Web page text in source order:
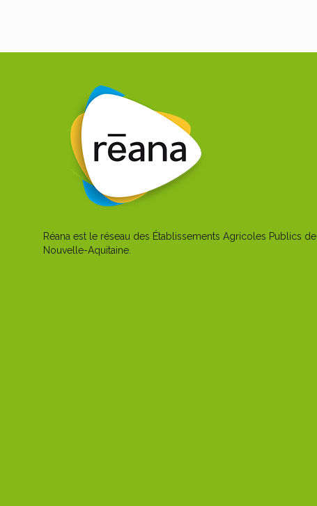
Réana est le réseau des Établissements Agricoles Publics de
Nouvelle-Aquitaine.